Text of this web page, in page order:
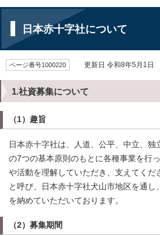
日本赤十字社について
ページ番号1000220 更新日 令和8年5月1日
1.社資募集について
（1）趣旨
日本赤十字社は、人道、公平、中立、独
の7つの基本原則のもとに各種事業を行
や活動を理解していただき、支えてくだ
と呼び、日本赤十字社犬山市地区を通し
を納めていただいております。
（2）募集期間